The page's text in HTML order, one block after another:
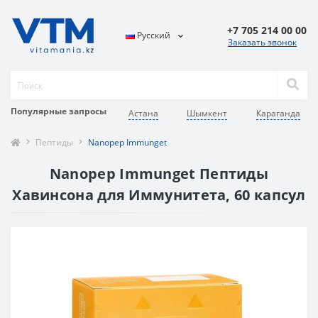
Популярные запросы Астана Шымкент Караганда
Русский +7 705 214 00 00
Заказать звонок
Пептиды Nanopep Immunget
Nanopep Immunget Пептиды
Хавинсона для Иммунитета, 60 капсул